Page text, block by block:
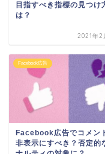
目指すべき指標の見つけ
は？
2021年2
Facebook広告
Facebook広告でコメン
非表示にすべき？否定的